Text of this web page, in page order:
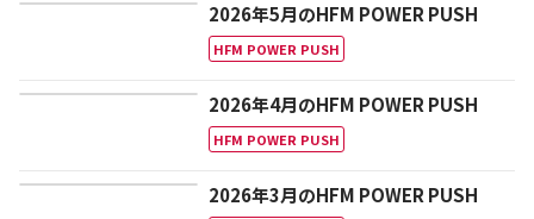
2026年5月のHFM POWER PUSH
HFM POWER PUSH
2026年4月のHFM POWER PUSH
HFM POWER PUSH
2026年3月のHFM POWER PUSH